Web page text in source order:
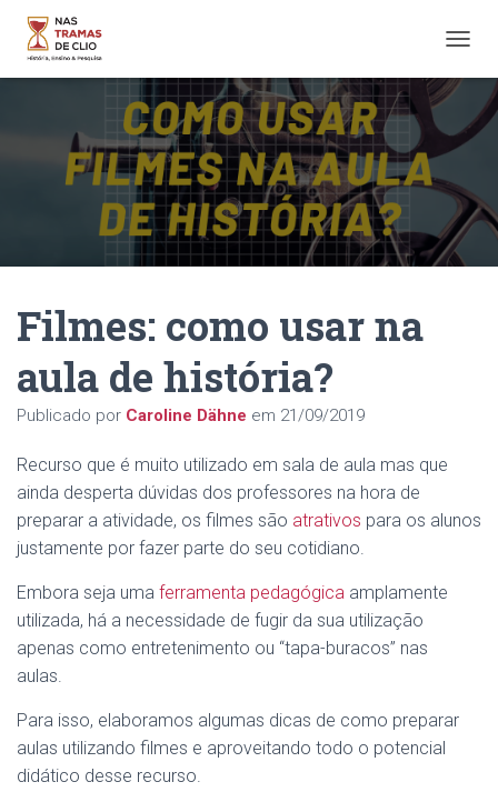
L
R
A
R
N
A
V
Filmes: como usar na
aula de história?
Publicado por Caroline Dähne em 21/09/2019
Recurso que é muito utilizado em sala de aula mas que
ainda desperta dúvidas dos professores na hora de
preparar a atividade, os filmes são atrativos para os alunos
justamente por fazer parte do seu cotidiano.
Embora seja uma ferramenta pedagógica amplamente
utilizada, há a necessidade de fugir da sua utilização
apenas como entretenimento ou “tapa-buracos” nas
aulas.
Para isso, elaboramos algumas dicas de como preparar
aulas utilizando filmes e aproveitando todo o potencial
didático desse recurso.